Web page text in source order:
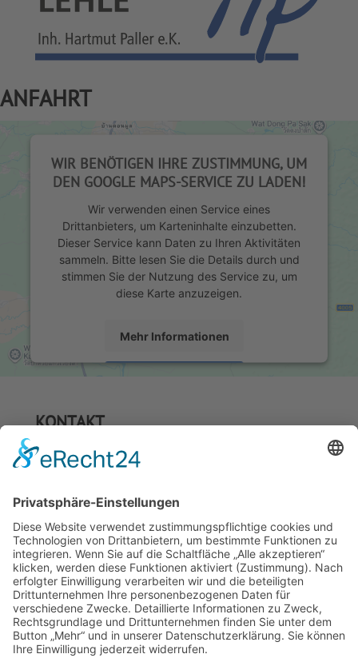
ANFAHRT
WIR BENÖTIGEN IHRE ZUSTIMMUNG, UM
DEN GOOGLE MAPS-SERVICE ZU LADEN!
Wir verwenden einen Service eines
Drittanbieters, um Karteninhalte einzubetten.
Dieser Service kann Daten zu Ihren Aktivitäten
sammeln. Bitte lesen Sie die Details durch und
stimmen Sie der Nutzung des Service zu, um
diese Karte anzuzeigen.
Mehr Informationen
Platform&eRecht24
KONTAKT
Holzbau - Lehle
Inh. Hartmut Paller
89134 Blaubeuren-Sonderbuch
Telefon: 07344 5033
Telefax: 07344 5034
Emailinfo@holzbau-lehle.de